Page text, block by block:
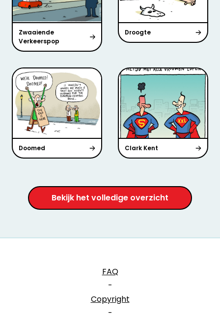
Zwaaiende
Verkeerspop
Droogte
Doomed Clark Kent
Bekijk het volledige overzicht
FAQ
-
Copyright
-